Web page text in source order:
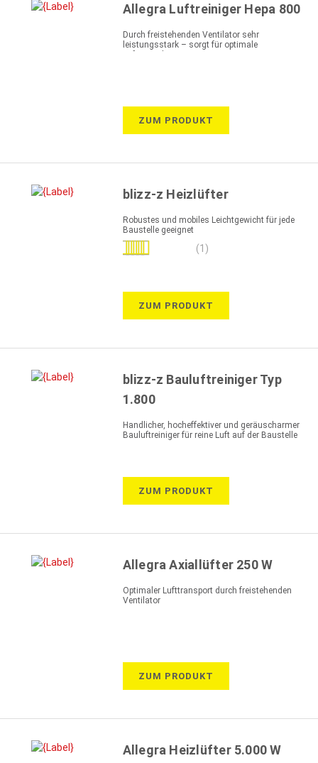
Allegra Luftreiniger Hepa 800
Durch freistehenden Ventilator sehr
leistungsstark – sorgt für optimale
Luftumwälzung
ZUM PRODUKT
blizz-z Heizlüfter
Robustes und mobiles Leichtgewicht für jede
Baustelle geeignet
Bewertung:
(1)
ZUM PRODUKT
blizz-z Bauluftreiniger Typ
1.800
Handlicher, hocheffektiver und geräuscharmer
Bauluftreiniger für reine Luft auf der Baustelle
ZUM PRODUKT
Allegra Axiallüfter 250 W
Optimaler Lufttransport durch freistehenden
Ventilator
ZUM PRODUKT
Allegra Heizlüfter 5.000 W